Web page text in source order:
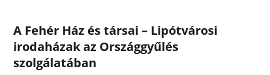
A Fehér Ház és társai – Lipótvárosi
irodaházak az Országgyűlés
szolgálatában